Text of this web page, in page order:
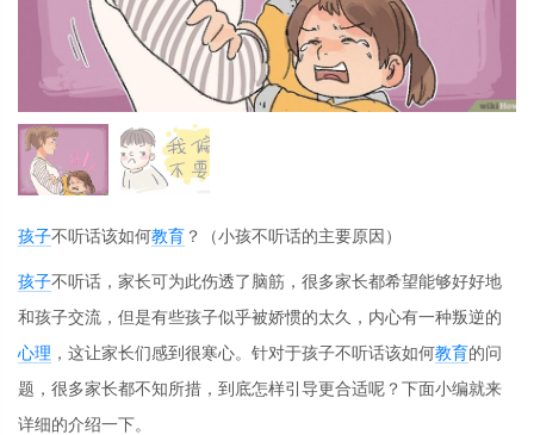
孩子不听话该如何教育 ？（小孩不听话的主要原因）
孩子不听话，家长可为此伤透了脑筋，很多家长都希望能够好好地
和孩子交流，但是有些孩子似乎被娇惯的太久，内心有一种叛逆的
心理 ，这让家长们感到很寒心。针对于孩子不听话该如何教育的问
题，很多家长都不知所措，到底怎样引导更合适呢？下面小编就来
详细的介绍一下。